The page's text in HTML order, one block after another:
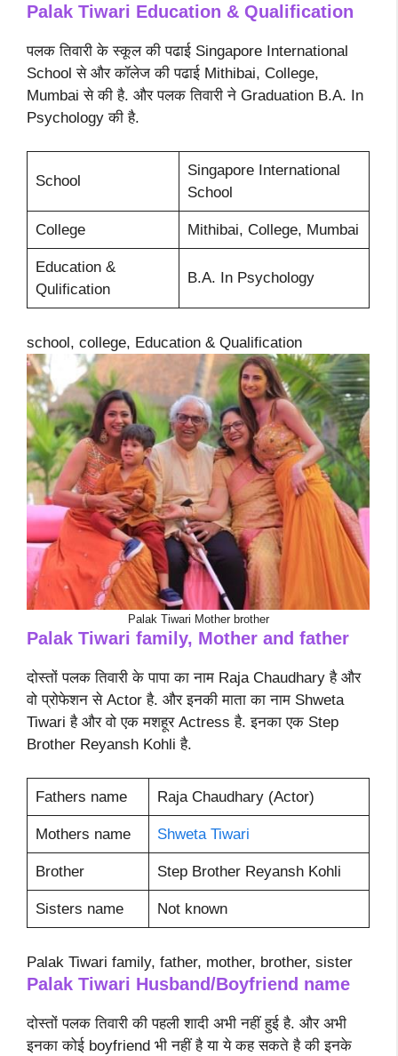
Palak Tiwari Education & Qualification
पलक तिवारी के स्कूल की पढाई Singapore International
School से और कॉलेज की पढाई Mithibai, College,
Mumbai से की है. और पलक तिवारी ने Graduation B.A. In
Psychology की है.
School
Singapore International
School
College Mithibai, College, Mumbai
Education &
Qulification
B.A. In Psychology
school, college, Education & Qualification
Palak Tiwari Mother brother
Palak Tiwari family, Mother and father
दोस्तों पलक तिवारी के पापा का नाम Raja Chaudhary है और
वो प्रोफेशन से Actor है. और इनकी माता का नाम Shweta
Tiwari है और वो एक मशहूर Actress है. इनका एक Step
Brother Reyansh Kohli है.
Fathers name Raja Chaudhary (Actor)
Mothers name Shweta Tiwari
Brother Step Brother Reyansh Kohli
Sisters name Not known
Palak Tiwari family, father, mother, brother, sister
Palak Tiwari Husband/Boyfriend name
दोस्तों पलक तिवारी की पहली शादी अभी नहीं हुई है. और अभी
इनका कोई boyfriend भी नहीं है या ये कह सकते है की इनके